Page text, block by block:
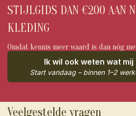
STIJLGIDS DAN €200 AAN
KLEDING
Omdat kennis meer waard is dan nóg
Ik wil ook weten wat
Start vandaag – binnen 1–2
Veelgestelde vragen